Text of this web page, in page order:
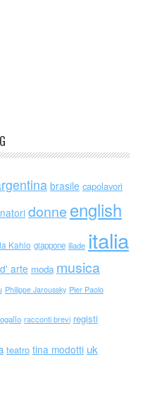
brasile capolavori
donne english
Kahlo giappone iliade italia
arte moda musica
Philippe Jaroussky Pier Paolo
racconti brevi registi
teatro tina modotti uk